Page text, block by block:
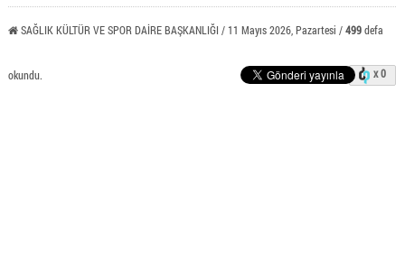
SAĞLIK KÜLTÜR VE SPOR DAİRE BAŞKANLIĞI / 11 Mayıs 2026, Pazartesi /499defa
okundu. x 0